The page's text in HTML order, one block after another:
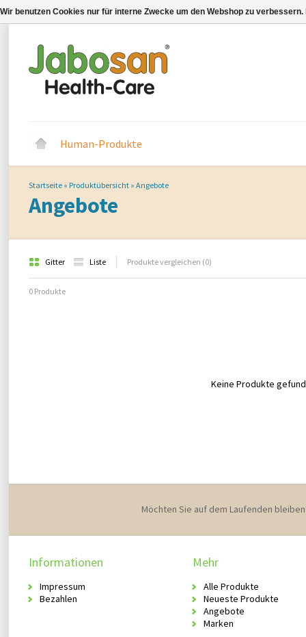
Human-Produkte
Startseite » Produktübersicht » Angebote
Angebote
Gitter Liste Produkte vergleichen (0)
0 Produkte
Keine Produkte
Möchten Sie auf dem Laufenden
Informationen
Impressum
Bezahlen
Mehr
Alle Produkte
Neueste Produkte
Angebote
Marken
Wir benutzen Cookies nur für interne Zwecke um den Webshop zu